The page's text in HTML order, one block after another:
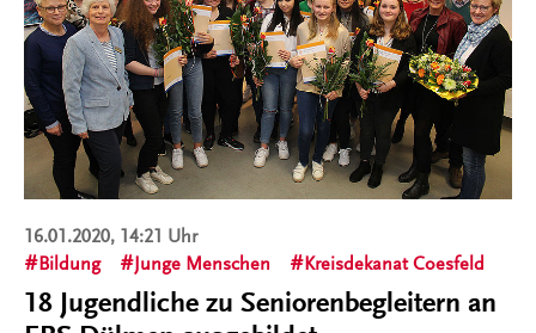
16.01.2020, 14:21 Uhr
Bildung
Junge Menschen Kreisdekanat Coesfeld
18 Jugendliche zu Seniorenbegleitern an